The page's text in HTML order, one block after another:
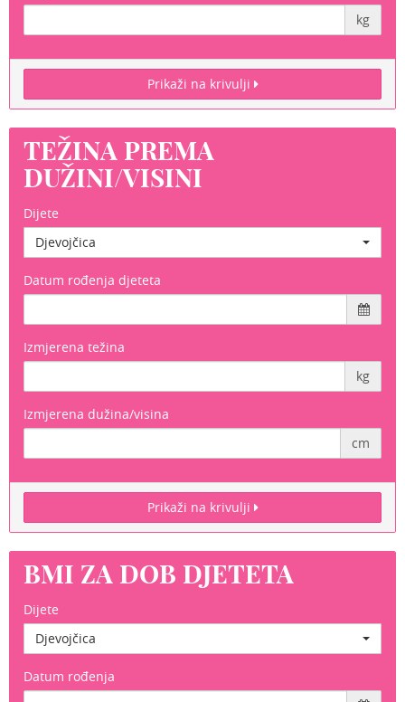
kg
Prikaži na krivulji
TEŽINA PREMA
DUŽINI/VISINI
Dijete
Djevojčica
Datum rođenja djeteta
Izmjerena težina
kg
Izmjerena dužina/visina
cm
Prikaži na krivulji
BMI ZA DOB DJETETA
Dijete
Djevojčica
Datum rođenja